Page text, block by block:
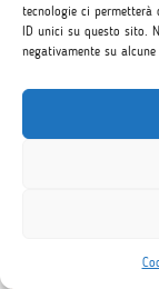
tecnologie ci
ID unici su questo sito.
negativamente su